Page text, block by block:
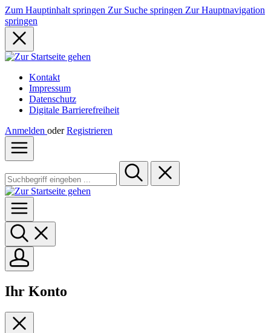
Zum Hauptinhalt springen Zur Suche springen Zur Hauptnavigation
springen
Kontakt
Impressum
Datenschutz
Digitale Barrierefreiheit
Anmelden oder Registrieren
Ihr Konto